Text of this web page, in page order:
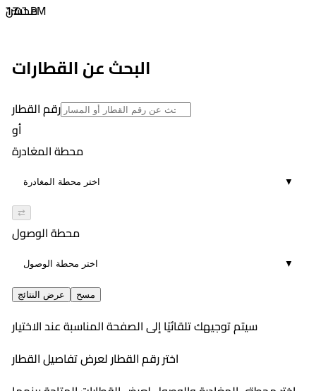
17 ٦:٥٦ PMمحسن
01:54
البحث عن القطارات
رقم القطار
أو
محطة المغادرة
▼
⇄
محطة الوصول
▼
عرض النتائج مسح
سيتم توجيهك تلقائيًا إلى الصفحة المناسبة عند الاختيار
اختر رقم القطار لعرض تفاصيل القطار